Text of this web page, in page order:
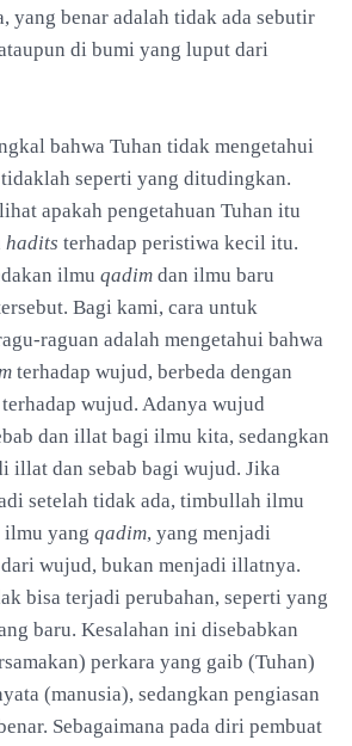
yang benar adalah tidak ada sebutir
di bumi yang luput dari
bahwa Tuhan tidak mengetahui
seperti yang ditudingkan.
apakah pengetahuan Tuhan itu
hadits terhadap peristiwa kecil itu.
ilmu qadim dan ilmu baru
Bagi kami, cara untuk
raguan adalah mengetahui bahwa
terhadap wujud, berbeda dengan
wujud. Adanya wujud
dan illat bagi ilmu kita, sedangkan
illat dan sebab bagi wujud. Jika
setelah tidak ada, timbullah ilmu
ilmu yang qadim, yang menjadi
wujud, bukan menjadi illatnya.
bisa terjadi perubahan, seperti yang
baru. Kesalahan ini disebabkan
perkara yang gaib (Tuhan)
(manusia), sedangkan pengiasan
Sebagaimana pada diri pembuat